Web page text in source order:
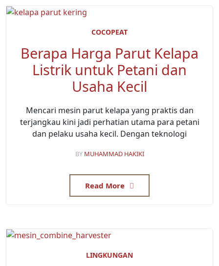
COCOPEAT
Berapa Harga Parut Kelapa
Listrik untuk Petani dan
Usaha Kecil
Mencari mesin parut kelapa yang praktis dan
terjangkau kini jadi perhatian utama para petani
dan pelaku usaha kecil. Dengan teknologi
BY MUHAMMAD HAKIKI
Read More
LINGKUNGAN